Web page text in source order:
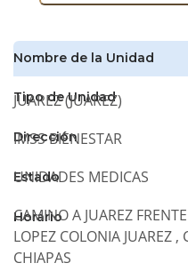
Nombre de la Unidad
Tipo de Unidad
Dirección
Estado
Horario
JUAREZ (JUAREZ)
IMSS BIENESTAR
UNIDADES MEDICAS
CAMINO A JUAREZ
LOPEZ COLONIA JUAREZ ,
CHIAPAS